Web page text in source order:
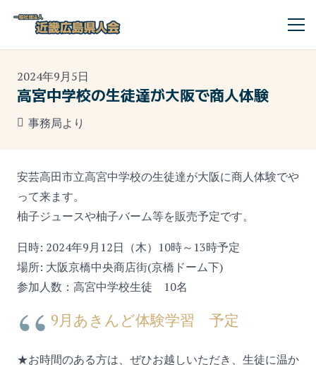
2024年9月5日
高宮中学校の生徒達が大阪で商人体験
事務局より
安芸高田市立高宮中学校の生徒達が大阪に商人体験でや
って来ます。
柚子ジュースや柚子バーム等を販売予定です。
日時: 2024年9月12日（木）10時～13時予定
場所: 大阪京橋中央商店街(京橋ドーム下)
参加人数：高宮中学校生徒 10名
9月あきんど体験学習 予定
★お時間のある方は、ぜひお越しいただき、生徒に温か